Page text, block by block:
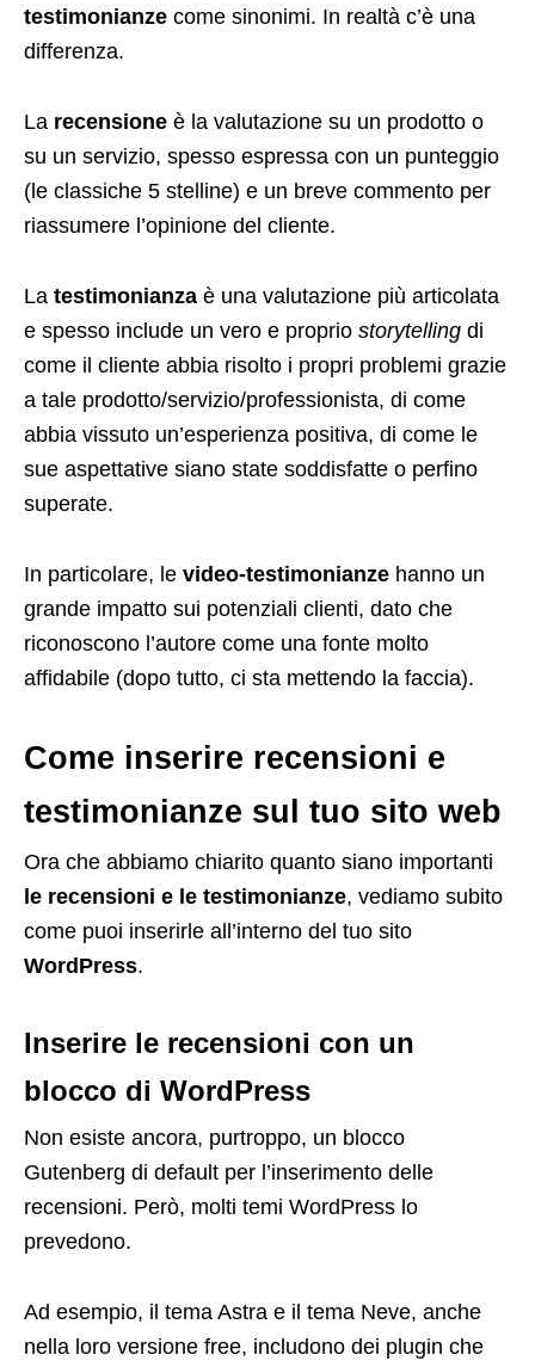
testimonianze come sinonimi. In realtà c’è una
differenza.
La recensione è la valutazione su un prodotto o
su un servizio, spesso espressa con un punteggio
(le classiche 5 stelline) e un breve commento per
riassumere l’opinione del cliente.
La testimonianza è una valutazione più articolata
e spesso include un vero e proprio storytelling di
come il cliente abbia risolto i propri problemi grazie
a tale prodotto/servizio/professionista, di come
abbia vissuto un’esperienza positiva, di come le
sue aspettative siano state soddisfatte o perfino
superate.
In particolare, le video-testimonianze hanno un
grande impatto sui potenziali clienti, dato che
riconoscono l’autore come una fonte molto
affidabile (dopo tutto, ci sta mettendo la faccia).
Come inserire recensioni e
testimonianze sul tuo sito web
Ora che abbiamo chiarito quanto siano importanti
le recensioni e le testimonianze, vediamo subito
come puoi inserirle all’interno del tuo sito
WordPress.
Inserire le recensioni con un
blocco di WordPress
Non esiste ancora, purtroppo, un blocco
Gutenberg di default per l’inserimento delle
recensioni. Però, molti temi WordPress lo
prevedono.
Ad esempio, il tema Astra e il tema Neve, anche
nella loro versione free, includono dei plugin che